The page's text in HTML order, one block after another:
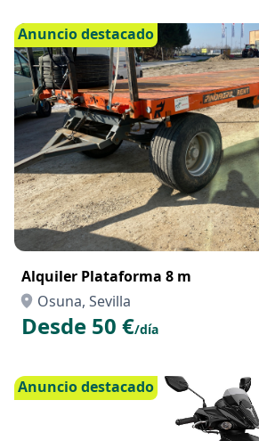
Anuncio destacado
Alquiler Plataforma 8 m
Osuna, Sevilla
Desde 50 €/día
Anuncio destacado